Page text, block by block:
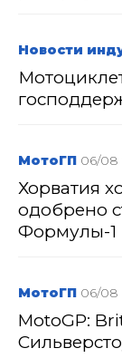
Новости
МотоГП 06/08
Хорватия
одобрено
Формулы-1
МотоГП 06/08
MotoGP: